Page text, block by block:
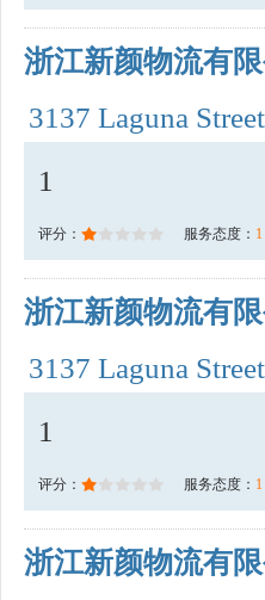
浙江新颜物流有限
3137 Laguna Street
1
评分： 服务态度： 1
浙江新颜物流有限
3137 Laguna Street
1
评分： 服务态度： 1
浙江新颜物流有限